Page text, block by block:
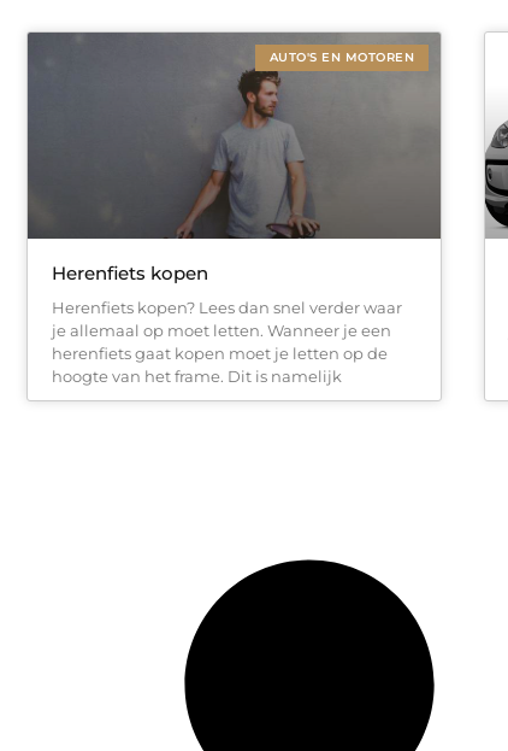
AUTO'S EN MOTOREN
Herenfiets kopen
Herenfiets kopen? Lees dan snel verder waar
je allemaal op moet letten. Wanneer je een
herenfiets gaat kopen moet je letten op de
hoogte van het frame. Dit is namelijk